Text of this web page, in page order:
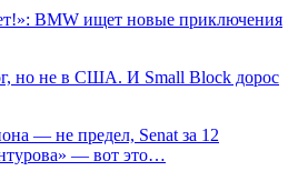
BMW ищет новые приключения
но не в США. И Small Block дорос
— не предел, Senat за 12
— вот это…